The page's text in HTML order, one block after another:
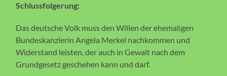
Schlussfolgerung:
Das deutsche Volk muss den Willen der ehemaligen
Bundeskanzlerin Angela Merkel nachkommen und
Widerstand leisten, der auch in Gewalt nach dem
Grundgesetz geschehen kann und darf.